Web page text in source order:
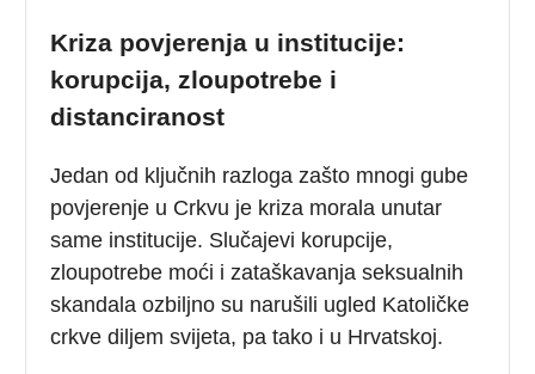
Kriza povjerenja u institucije:
korupcija, zloupotrebe i
distanciranost
Jedan od ključnih razloga zašto mnogi gube
povjerenje u Crkvu je kriza morala unutar
same institucije. Slučajevi korupcije,
zloupotrebe moći i zataškavanja seksualnih
skandala ozbiljno su narušili ugled Katoličke
crkve diljem svijeta, pa tako i u Hrvatskoj.